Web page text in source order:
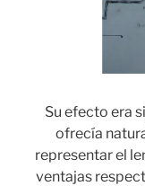
Su efecto era
ofrecía
representar el
ventajas